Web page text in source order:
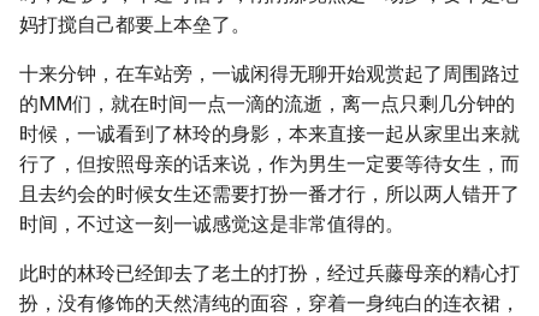
妈打搅自己都要上本垒了。
十来分钟，在车站旁，一诚闲得无聊开始观赏起了周围路过
的MM们，就在时间一点一滴的流逝，离一点只剩几分钟的
时候，一诚看到了林玲的身影，本来直接一起从家里出来就
行了，但按照母亲的话来说，作为男生一定要等待女生，而
且去约会的时候女生还需要打扮一番才行，所以两人错开了
时间，不过这一刻一诚感觉这是非常值得的。
此时的林玲已经卸去了老土的打扮，经过兵藤母亲的精心打
扮，没有修饰的天然清纯的面容，穿着一身纯白的连衣裙，